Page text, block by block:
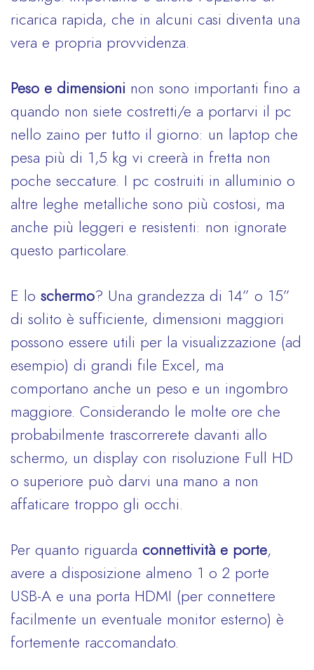
ricarica rapida, che in alcuni casi diventa una
vera e propria provvidenza.
Peso e dimensioni non sono importanti fino a
quando non siete costretti/e a portarvi il pc
nello zaino per tutto il giorno: un laptop che
pesa più di 1,5 kg vi creerà in fretta non
poche seccature. I pc costruiti in alluminio o
altre leghe metalliche sono più costosi, ma
anche più leggeri e resistenti: non ignorate
questo particolare.
E lo schermo? Una grandezza di 14” o 15”
di solito è sufficiente, dimensioni maggiori
possono essere utili per la visualizzazione (ad
esempio) di grandi file Excel, ma
comportano anche un peso e un ingombro
maggiore. Considerando le molte ore che
probabilmente trascorrerete davanti allo
schermo, un display con risoluzione Full HD
o superiore può darvi una mano a non
affaticare troppo gli occhi.
Per quanto riguarda connettività e porte,
avere a disposizione almeno 1 o 2 porte
USB-A e una porta HDMI (per connettere
facilmente un eventuale monitor esterno) è
fortemente raccomandato.